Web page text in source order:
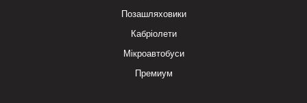
Позашляховики
Кабріолети
Мікроавтобуси
Премиум